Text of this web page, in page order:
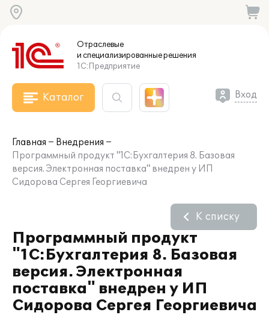
Отраслевые
и специализированныерешения
1С:Предприятие
Каталог Вход
Главная
Внедрения
Программный продукт "1С:Бухгалтерия 8. Базовая
версия. Электронная поставка" внедрен у ИП
Сидорова Сергея Георгиевича
Программный продукт
"1С:Бухгалтерия 8. Базовая
версия. Электронная
поставка" внедрен у ИП
Сидорова Сергея Георгиевича
К списку